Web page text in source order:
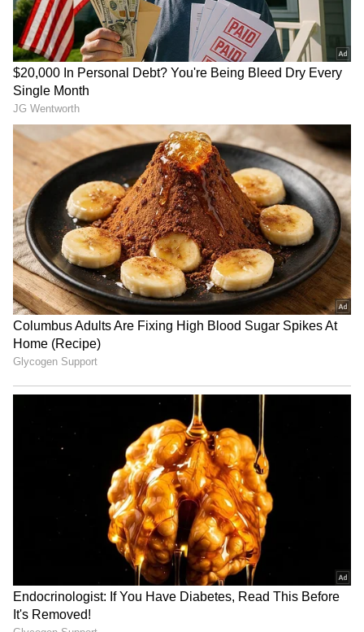
நம்பர் 1 டிரெண்டிங்கில் 'தக்காளி
வெற்றி கழகம்' பஸ்! யார் பாத்த
வேலைடா இது?